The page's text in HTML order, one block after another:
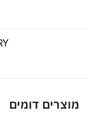
מוצרים דומים